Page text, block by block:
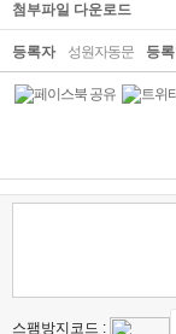
첨부파일 다운로드
등록자 성원자동문 등
스팸방지코드 :